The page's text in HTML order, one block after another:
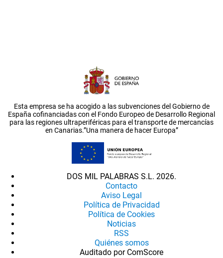
Esta empresa se ha acogido a las subvenciones del Gobierno de
España cofinanciadas con el Fondo Europeo de Desarrollo Regional
para las regiones ultraperiféricas para el transporte de mercancías
en Canarias.”Una manera de hacer Europa”
DOS MIL PALABRAS S.L. 2026.
Contacto
Aviso Legal
Política de Privacidad
Política de Cookies
Noticias
RSS
Quiénes somos
Auditado por ComScore